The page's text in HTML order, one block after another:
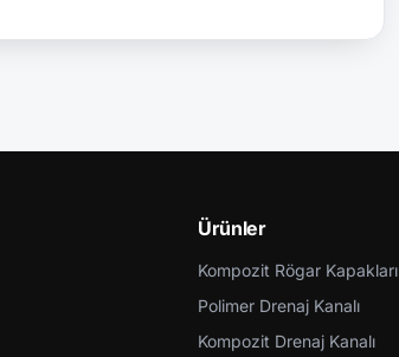
Ürünler
Kompozit Rögar Kapakları
Polimer Drenaj Kanalı
Kompozit Drenaj Kanalı